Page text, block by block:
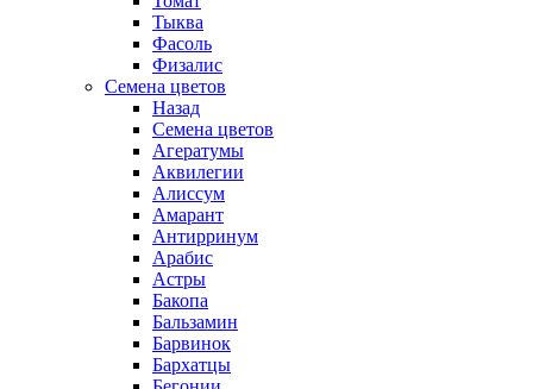
Тыква
Фасоль
Физалис
Семена цветов
Назад
Семена цветов
Агератумы
Аквилегии
Алиссум
Амарант
Антирринум
Арабис
Астры
Бакопа
Бальзамин
Барвинок
Бархатцы